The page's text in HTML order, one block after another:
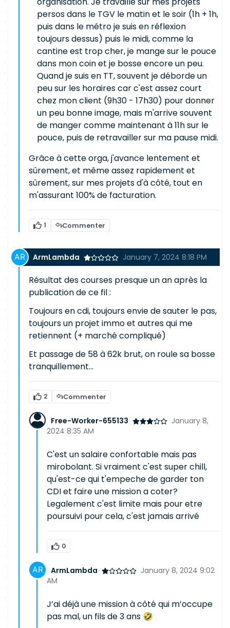
persos dans le TGV le matin et le soir (1h + 1h,
puis dans le métro je suis en réflexion
toujours dessus) puis le midi, comme la
cantine est trop cher, je mange sur le pouce
dans mon coin et je bosse encore un peu.
Quand je suis en TT, souvent je déborde un
peu sur les horaires car c'est assez court
chez mon client (9h30 - 17h30) pour donner
un peu bonne image, mais m'arrive souvent
de manger comme maintenant à 11h sur le
pouce, puis de retravailler sur ma pause midi.
Grâce à cette orga, j'avance lentement et
sûrement, et même assez rapidement et
sûrement, sur mes projets d'à côté, tout en
m'assurant 100% de facturation.
1 Commenter
ArmLambda January 7, 2024 8:18 PM
Résultat des courses presque un an après la
publication de ce fil :
Toujours en cdi, toujours envie de sauter le pas,
toujours un projet immo et autres qui me
retiennent (+ marché compliqué)
Et passage de 58 à 62k brut, on roule sa bosse
tranquillement…
2 Commenter
Free-Worker-655133
January 8,
2024 8:35 AM
C'est un salaire confortable mais pas
mirobolant. Si vraiment c'est super chill,
qu'est-ce qui t'empeche de garder ton
CDI et faire une mission a coter?
Legalement c'est limite mais pour etre
poursuivi pour cela, c'est jamais arrivé
0
ArmLambda
January 8, 2024 9:02
AM
J’ai déjà une mission à côté qui m’occupe
pas mal, un fils de 3 ans 🤣